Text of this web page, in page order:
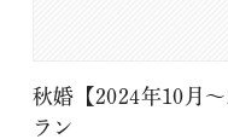
秋婚【2024年10月
ラン